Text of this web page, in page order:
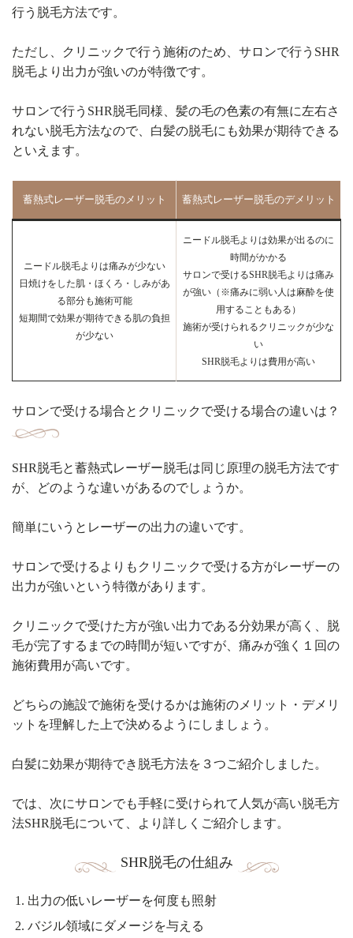
行う脱毛方法です。
ただし、クリニックで行う施術のため、サロンで行うSHR
脱毛より出力が強いのが特徴です。
サロンで行うSHR脱毛同様、髪の毛の色素の有無に左右さ
れない脱毛方法なので、白髪の脱毛にも効果が期待できる
といえます。
蓄熱式レーザー脱毛のメリット 蓄熱式レーザー脱毛のデメリット
ニードル脱毛よりは痛みが少ない
日焼けをした肌・ほくろ・しみがあ
る部分も施術可能
短期間で効果が期待できる肌の負担
が少ない
ニードル脱毛よりは効果が出るのに
時間がかかる
サロンで受けるSHR脱毛よりは痛み
が強い（※痛みに弱い人は麻酔を使
用することもある）
施術が受けられるクリニックが少な
い
SHR脱毛よりは費用が高い
サロンで受ける場合とクリニックで受ける場合の違いは？
SHR脱毛と蓄熱式レーザー脱毛は同じ原理の脱毛方法です
が、どのような違いがあるのでしょうか。
簡単にいうとレーザーの出力の違いです。
サロンで受けるよりもクリニックで受ける方がレーザーの
出力が強いという特徴があります。
クリニックで受けた方が強い出力である分効果が高く、脱
毛が完了するまでの時間が短いですが、痛みが強く１回の
施術費用が高いです。
どちらの施設で施術を受けるかは施術のメリット・デメリ
ットを理解した上で決めるようにしましょう。
白髪に効果が期待でき脱毛方法を３つご紹介しました。
では、次にサロンでも手軽に受けられて人気が高い脱毛方
法SHR脱毛について、より詳しくご紹介します。
SHR脱毛の仕組み
出力の低いレーザーを何度も照射
バジル領域にダメージを与える